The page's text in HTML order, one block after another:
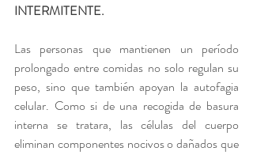
INTERMITENTE.
Las personas que mantienen un período
prolongado entre comidas no solo regulan su
peso, sino que también apoyan la autofagia
celular. Como si de una recogida de basura
interna se tratara, las células del cuerpo
eliminan componentes nocivos o dañados que